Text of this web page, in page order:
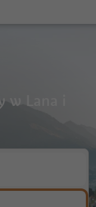
Lana i